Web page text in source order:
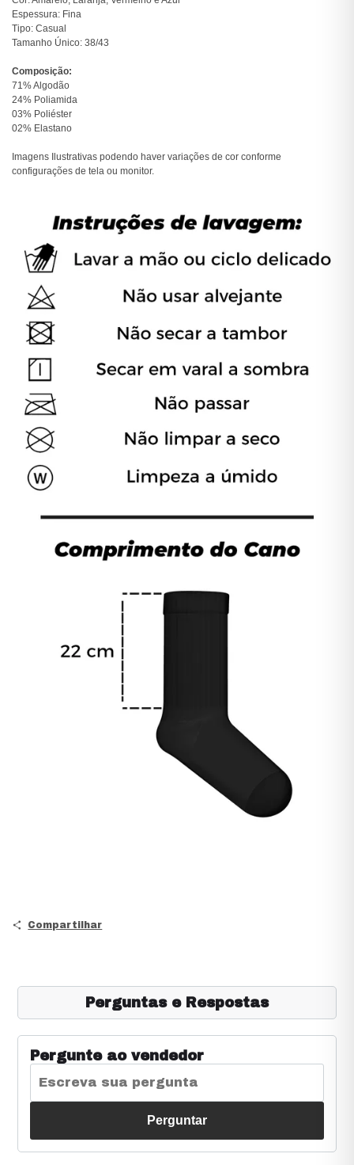
Espessura: Fina
Tipo: Casual
Tamanho Único: 38/43
Composição:
71% Algodão
24% Poliamida
03% Poliéster
02% Elastano
Imagens Ilustrativas podendo haver variações de cor conforme
configurações de tela ou monitor.
Compartilhar
Perguntas e Respostas
Pergunte ao vendedor
Perguntar